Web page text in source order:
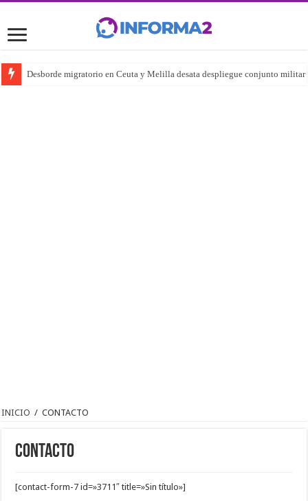
Desborde migratorio en Ceuta y Melilla desata despliegue conjunto
INICIO / CONTACTO
CONTACTO
[contact-form-7 id=»3711″ title=»Sin título»]